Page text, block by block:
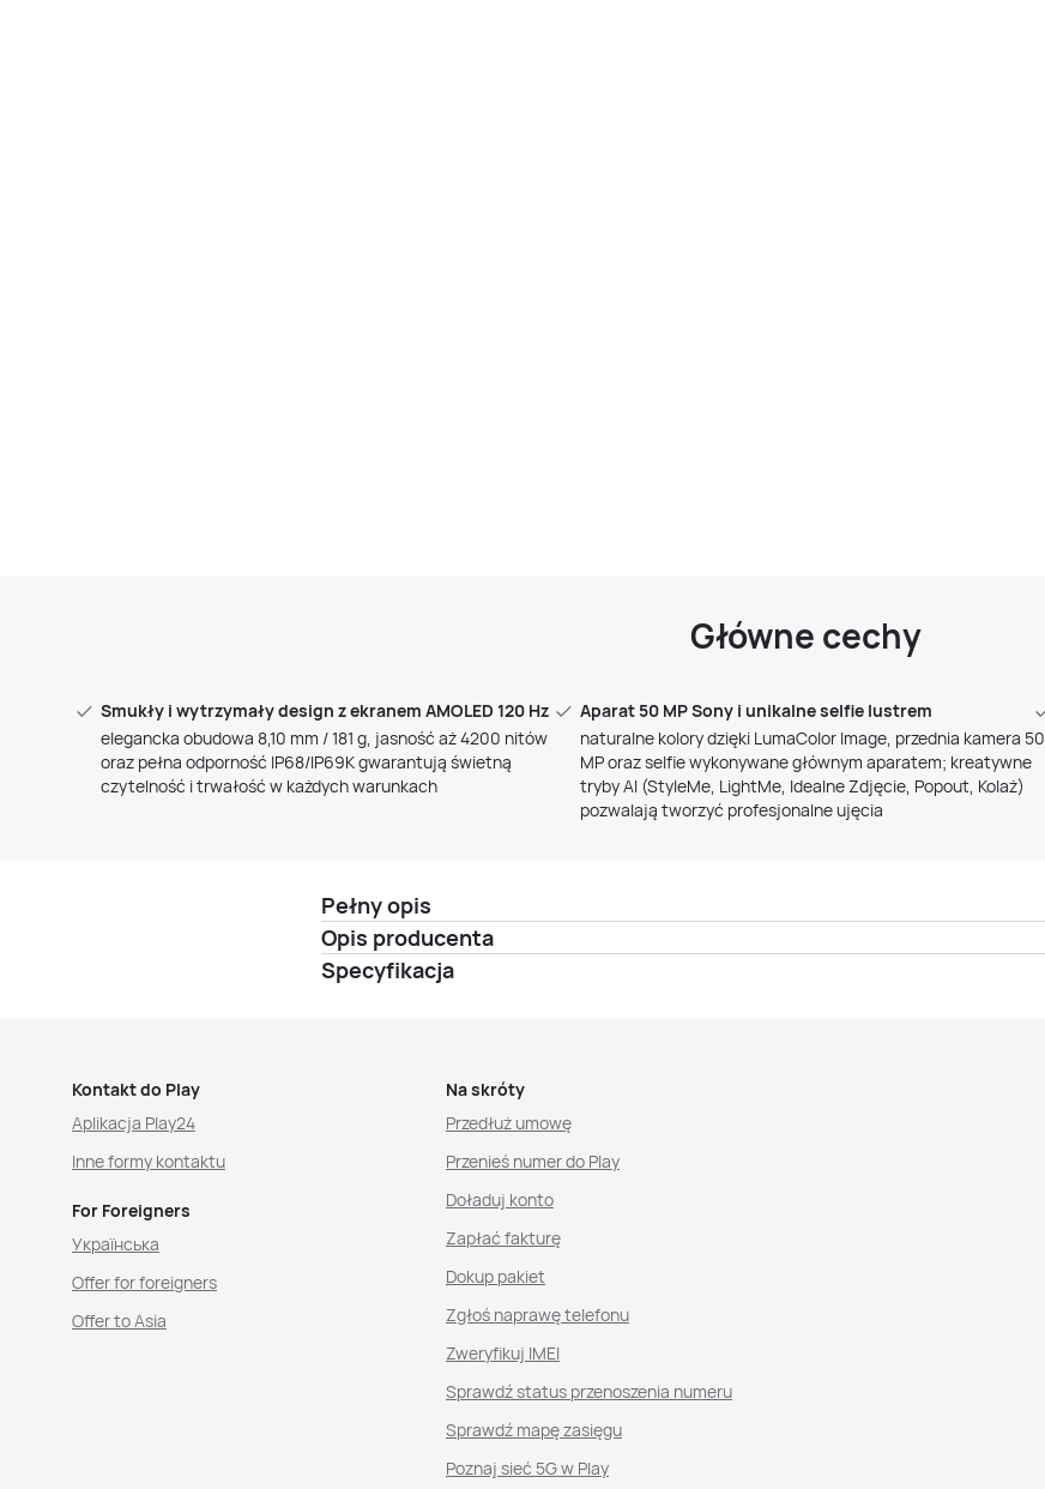
Główne cechy
Smukły i wytrzymały design z ekranem AMOLED 120 Hz
elegancka obudowa 8,10 mm / 181 g, jasność aż 4200 nitów
oraz pełna odporność IP68/IP69K gwarantują świetną
czytelność i trwałość w każdych warunkach
Aparat 50 MP Sony i unikalne selfie lustrem
naturalne kolory dzięki LumaColor Image, przednia kamera 50
MP oraz selfie wykonywane głównym aparatem; kreatywne
tryby AI (StyleMe, LightMe, Idealne Zdjęcie, Popout, Kolaż)
pozwalają tworzyć profesjonalne ujęcia
Pełny opis
Opis producenta
Specyfikacja
Kontakt do Play
Aplikacja Play24
Inne formy kontaktu
For Foreigners
Українська
Offer for foreigners
Offer to Asia
Na skróty
Przedłuż umowę
Przenieś numer do Play
Doładuj konto
Zapłać fakturę
Dokup pakiet
Zgłoś naprawę telefonu
Zweryfikuj IMEI
Sprawdź status przenoszenia numeru
Sprawdź mapę zasięgu
Poznaj sieć 5G w Play